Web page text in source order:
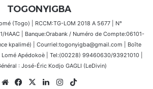
TOGONYIGBA
(Togo) | RCCM:TG-LOM 2018 A 5677 | N°
HAAC | Banque:Orabank / Numéro de Compte:06101-
kpalimé) | Courriel:togonyigba@gmail.com | Boîte
Apédokoè | Tel:(00228) 99460630/93921010 |
: José-Éric Kodjo GAGLI (LeDivin)
WebsiteFacebook
X LinkedinInstagram